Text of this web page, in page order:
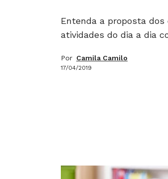
Entenda a proposta
atividades do dia a dia
Por Camila Camilo
17/04/2019